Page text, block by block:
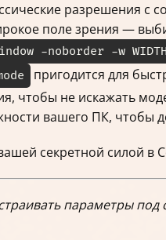
разрешения с
поле зрения —
-noborder -w
пригодится для
чтобы не искажать
вашего ПК, чтобы
секретной силой в
параметры